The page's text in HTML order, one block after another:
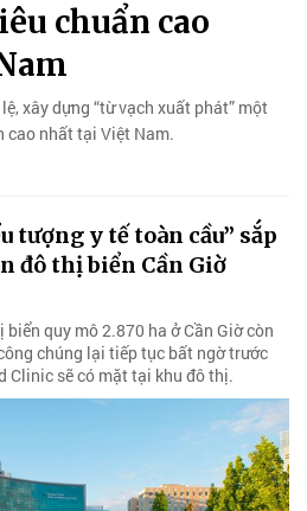
chuẩn cao
xây dựng “từ vạch xuất phát” một
cao nhất tại Việt Nam.
tượng y tế toàn cầu” sắp
đô thị biển Cần Giờ
quy mô 2.870 ha ở Cần Giờ còn
chúng lại tiếp tục bất ngờ trước
Clinic sẽ có mặt tại khu đô thị.